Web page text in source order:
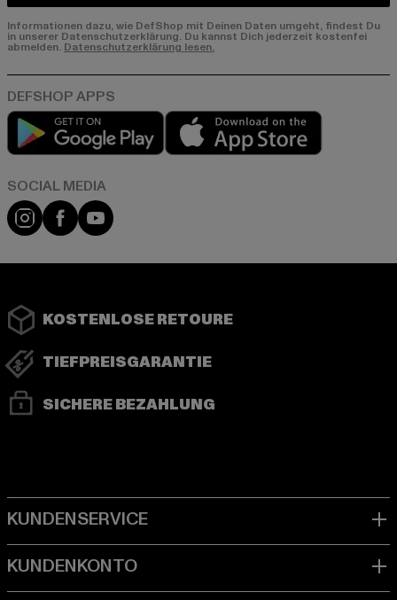
Informationen dazu, wie DefShop mit Deinen Daten umgeht, findest Du
in unserer Datenschutzerklärung. Du kannst Dich jederzeit kostenfei
abmelden. Datenschutzerklärung lesen.
Play market
Instagram
FacebookYouTube
KOSTENLOSE RETOURE
TIEFPREISGARANTIE
SICHERE BEZAHLUNG